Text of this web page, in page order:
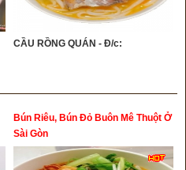
CẦU RỒNG QUÁN - Đ/c:
Bún Riêu, Bún Đỏ Buôn Mê Thuột Ở
Sài Gòn